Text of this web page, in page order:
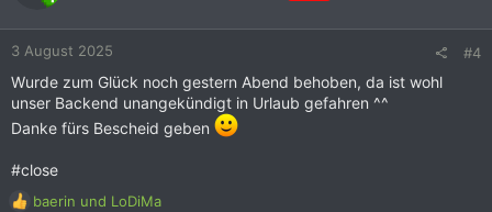
n
e
3 August 2025 #4
Wurde zum Glück noch gestern Abend behoben, da ist wohl
unser Backend unangekündigt in Urlaub gefahren ^^
Danke fürs Bescheid geben
#close
R
baerin und LoDiMa